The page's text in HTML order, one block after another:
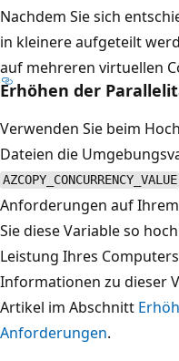
Nachdem Sie sich
in kleinere aufgeteilt
auf mehreren virtuellen
Erhöhen der
Verwenden Sie beim
Dateien die
AZCOPY_CONCURRENCY_VALUE
Anforderungen auf
Sie diese Variable so
Leistung Ihres
Informationen zu dieser
Artikel im Abschnitt
Anforderungen.